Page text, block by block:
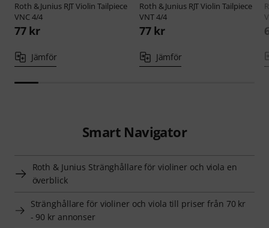
Roth & Junius RJT Violin Tailpiece
VNC 4/4
77 kr
Jämför
Roth & Junius RJT Violin Tailpiece
VNT 4/4
77 kr
Jämför
Smart Navigator
Roth & Junius Stränghållare för violiner och viola en
överblick
Stränghållare för violiner och viola till priser från 70 kr
- 90 kr annonser